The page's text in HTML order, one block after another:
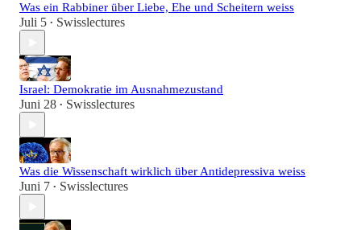
Was ein Rabbiner über Liebe, Ehe und Scheitern weiss
Juli 5 • Swisslectures
Israel: Demokratie im Ausnahmezustand
Juni 28 • Swisslectures
Was die Wissenschaft wirklich über Antidepressiva weiss
Juni 7 • Swisslectures